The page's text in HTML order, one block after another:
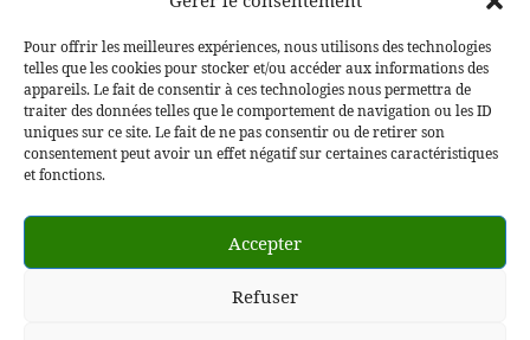
Pour offrir les meilleures expériences, nous utilisons des technologies
telles que les cookies pour stocker et/ou accéder aux informations des
appareils. Le fait de consentir à ces technologies nous permettra de
traiter des données telles que le comportement de navigation ou les ID
uniques sur ce site. Le fait de ne pas consentir ou de retirer son
consentement peut avoir un effet négatif sur certaines caractéristiques
et fonctions.
Accepter
Refuser
Nos actualités
La Gazette verte
🇬🇧🇺🇸🇩🇪 Garden Maintenance for Second Homes in
Provence | Cassis, Aix & West Var
Ecoverde Paysages– Tous droits réservés